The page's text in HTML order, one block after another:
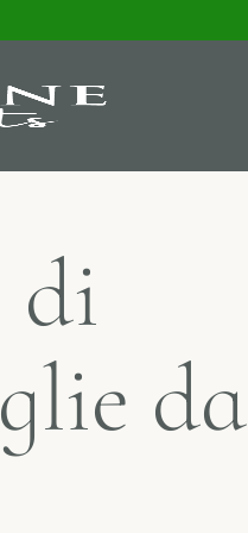
di
glie da